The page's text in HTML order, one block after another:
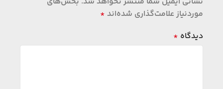
موردنیاز علامت‌گذاری شده‌اند *
دیدگاه *